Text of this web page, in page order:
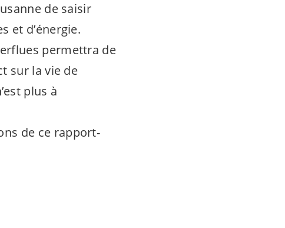
de saisir
et d’énergie.
permettra de
sur la vie de
plus à
de ce rapport-